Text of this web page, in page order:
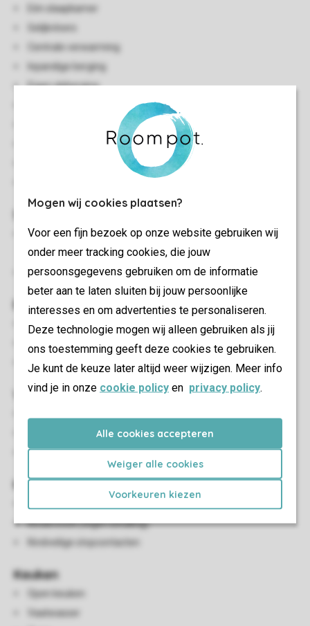
Mogen wij cookies plaatsen?
Voor een fijn bezoek op onze website gebruiken wij
onder meer tracking cookies, die jouw
persoonsgegevens gebruiken om de informatie
beter aan te laten sluiten bij jouw persoonlijke
interesses en om advertenties te personaliseren.
Deze technologie mogen wij alleen gebruiken als jij
ons toestemming geeft deze cookies te gebruiken.
Je kunt de keuze later altijd weer wijzigen. Meer info
vind je in onze cookie policy en privacy policy.
Alle cookies accepteren
Weiger alle cookies
Voorkeuren kiezen
Eén slaapkamer
Gelijkvloers
Centrale verwarming
Inpandige berging
Eigen skiberging
Enkele accommodaties zijn alleen bereikbaar per trap
Slaapkamer met twee 1-persoons boxsprings en
softtopper
Bedden voorzien van dekbedden en hoofdkussens
Buiten
Terras of balkon
Terrasmeubilair
Parkeren op de centrale parkeerplaats
Woon-/eetkamer
Smart-tv
Kindervoorzieningen
Kinderstoel (tegen betaling)
Kindveilige stopcontacten
Keuken
Open keuken
Vaatwasser